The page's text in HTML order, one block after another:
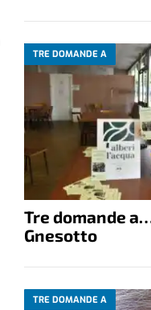
TRE DOMANDE A
Tre domande
Gnesotto
TRE DOMANDE A